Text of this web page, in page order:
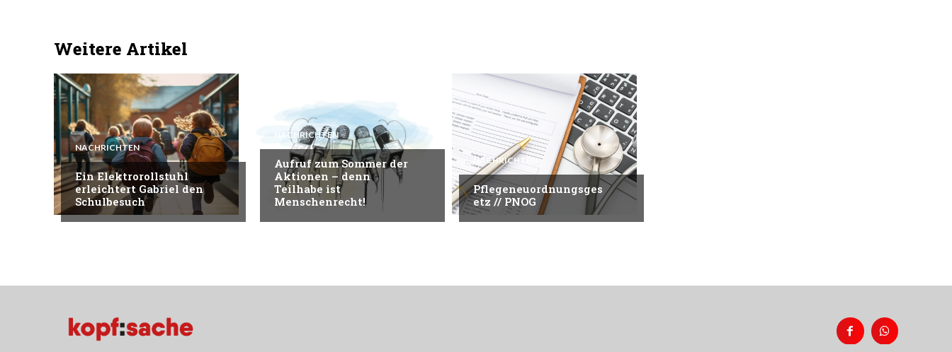
Weitere Artikel
NACHRICHTEN
Ein Elektrorollstuhl
erleichtert Gabriel den
Schulbesuch
NACHRICHTEN
Aufruf zum Sommer der
Aktionen – denn
Teilhabe ist
Menschenrecht!
NACHRICHTEN
Pflegeneuordnungsges
etz // PNOG